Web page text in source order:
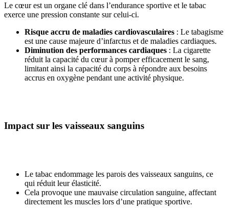
Le cœur est un organe clé dans l’endurance sportive et le tabac
exerce une pression constante sur celui-ci.
Risque accru de maladies cardiovasculaires : Le tabagisme
est une cause majeure d’infarctus et de maladies cardiaques.
Diminution des performances cardiaques : La cigarette
réduit la capacité du cœur à pomper efficacement le sang,
limitant ainsi la capacité du corps à répondre aux besoins
accrus en oxygène pendant une activité physique.
Impact sur les vaisseaux sanguins
Le tabac endommage les parois des vaisseaux sanguins, ce
qui réduit leur élasticité.
Cela provoque une mauvaise circulation sanguine, affectant
directement les muscles lors d’une pratique sportive.